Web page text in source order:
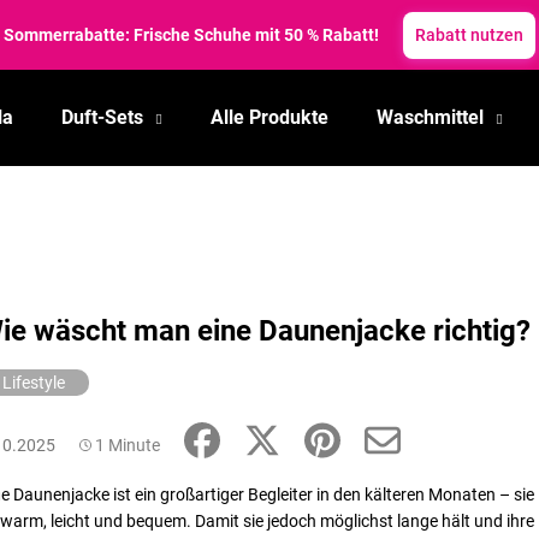
Sommerrabatte: Frische Schuhe mit 50 % Rabatt! Rabatt nutzen
Duft-Sets Alle Produkte Waschmittel
wäscht man eine Daunenjacke richtig?
Lifestyle
1 Minute
Daunenjacke ist ein großartiger Begleiter in den kälteren Monaten – sie
leicht und bequem. Damit sie jedoch möglichst lange hält und ihre
Was suchen Sie?
Wir empfehlen